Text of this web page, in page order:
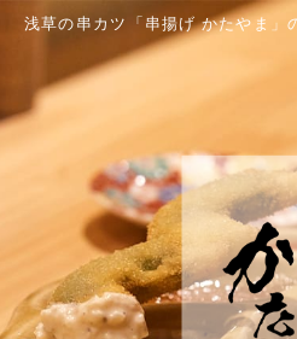
浅草の串カツ「串揚げ かたやま」